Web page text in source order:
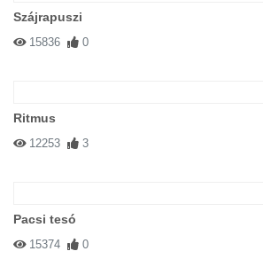
Szájrapuszi
15836 0
Ritmus
12253 3
Pacsi tesó
15374 0